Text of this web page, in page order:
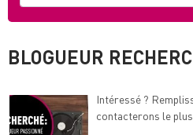
BLOGUEUR
Intéressé ?
contacterons le